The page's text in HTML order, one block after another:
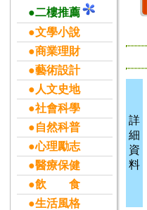
●二樓推薦
●文學小說
●商業理財
●藝術設計
●人文史地
●社會科學
●自然科普
●心理勵志
●醫療保健
●飲 食
●生活風格
詳
細
資
料